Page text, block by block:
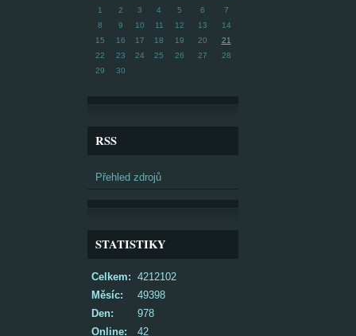
1 2 3 4 5 6
7
8
9 10 11 12 13
14
15
16 17 18 19 20
21
22
23 24 25 26 27
28
29
30
RSS
Přehled zdrojů
STATISTIKY
Online: 42
Celkem: 4212102
Měsíc:
49398
Den:
978